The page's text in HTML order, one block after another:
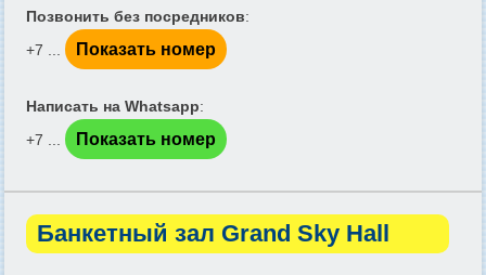
Позвонить без посредников:
+7 ...
Показать номер
Написать на Whatsapp:
+7 ...
Показать номер
Банкетный зал Grand Sky Hall